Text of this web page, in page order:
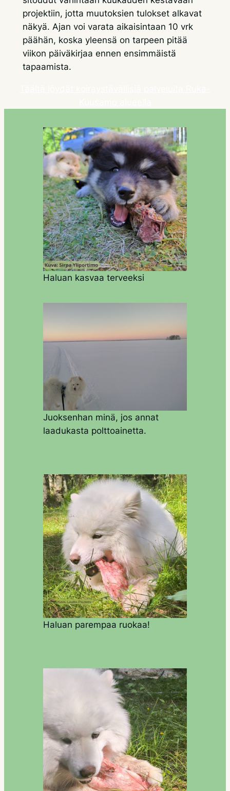
projektiin, jotta muutoksien tulokset alkavat
näkyä. Ajan voi varata aikaisintaan 10 vrk
päähän, koska yleensä on tarpeen pitää
viikon päiväkirjaa ennen ensimmäistä
tapaamista.
Haluan kasvaa terveeksi
Juoksenhan minä, jos annat
laadukasta polttoainetta.
Haluan parempaa ruokaa!